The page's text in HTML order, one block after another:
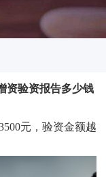
资验资报告多少钱
元，验资金额越